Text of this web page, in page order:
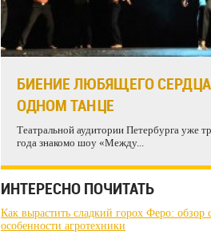
БИЕНИЕ ЛЮБЯЩЕГО
ОДНОМ ТАНЦЕ
Театральной аудитории Петербурга уже
года знакомо шоу «Между...
ИНТЕРЕСНО ПОЧИТАТЬ
Как вырастить сладкий горох Феро: обзор
особенности агротехники